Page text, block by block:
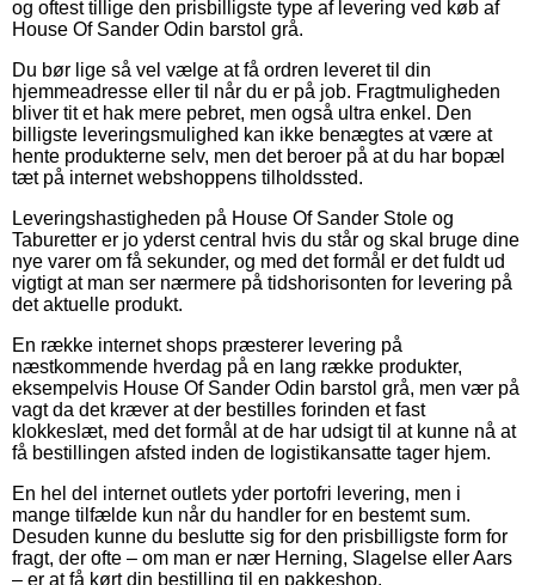
og oftest tillige den prisbilligste type af levering ved køb af
House Of Sander Odin barstol grå.
Du bør lige så vel vælge at få ordren leveret til din
hjemmeadresse eller til når du er på job. Fragtmuligheden
bliver tit et hak mere pebret, men også ultra enkel. Den
billigste leveringsmulighed kan ikke benægtes at være at
hente produkterne selv, men det beroer på at du har bopæl
tæt på internet webshoppens tilholdssted.
Leveringshastigheden på House Of Sander Stole og
Taburetter er jo yderst central hvis du står og skal bruge dine
nye varer om få sekunder, og med det formål er det fuldt ud
vigtigt at man ser nærmere på tidshorisonten for levering på
det aktuelle produkt.
En række internet shops præsterer levering på
næstkommende hverdag på en lang række produkter,
eksempelvis House Of Sander Odin barstol grå, men vær på
vagt da det kræver at der bestilles forinden et fast
klokkeslæt, med det formål at de har udsigt til at kunne nå at
få bestillingen afsted inden de logistikansatte tager hjem.
En hel del internet outlets yder portofri levering, men i
mange tilfælde kun når du handler for en bestemt sum.
Desuden kunne du beslutte sig for den prisbilligste form for
fragt, der ofte – om man er nær Herning, Slagelse eller Aars
– er at få kørt din bestilling til en pakkeshop.